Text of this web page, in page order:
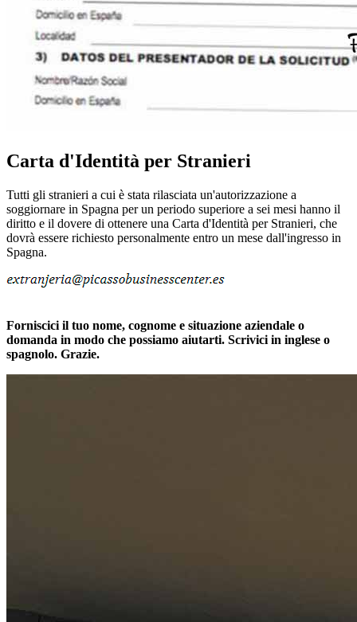
Carta d'Identità per Stranieri
Tutti gli stranieri a cui è stata rilasciata un'autorizzazione a
soggiornare in Spagna per un periodo superiore a sei mesi hanno il
diritto e il dovere di ottenere una Carta d'Identità per Stranieri, che
dovrà essere richiesto personalmente entro un mese dall'ingresso in
Spagna.
Forniscici il tuo nome, cognome e situazione aziendale o
domanda in modo che possiamo aiutarti. Scrivici in inglese o
spagnolo. Grazie.